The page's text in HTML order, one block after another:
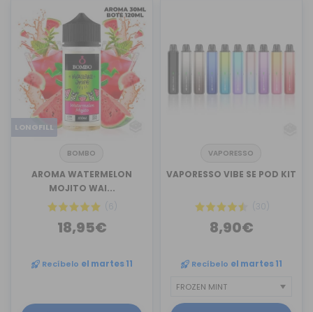
LONGFILL
BOMBO
AROMA WATERMELON
MOJITO WAI...
(6)
18,95€
Recíbelo el martes 11
VAPORESSO
VAPORESSO VIBE SE POD KIT
(30)
8,90€
Recíbelo el martes 11